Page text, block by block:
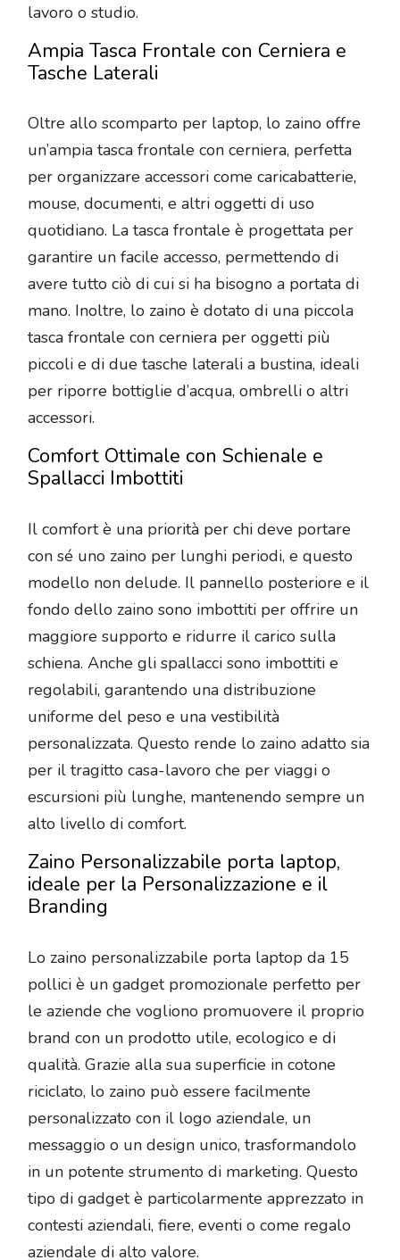
lavoro o studio.
Ampia Tasca Frontale con Cerniera e
Tasche Laterali
Oltre allo scomparto per laptop, lo zaino offre
un’ampia tasca frontale con cerniera, perfetta
per organizzare accessori come caricabatterie,
mouse, documenti, e altri oggetti di uso
quotidiano. La tasca frontale è progettata per
garantire un facile accesso, permettendo di
avere tutto ciò di cui si ha bisogno a portata di
mano. Inoltre, lo zaino è dotato di una piccola
tasca frontale con cerniera per oggetti più
piccoli e di due tasche laterali a bustina, ideali
per riporre bottiglie d’acqua, ombrelli o altri
accessori.
Comfort Ottimale con Schienale e
Spallacci Imbottiti
Il comfort è una priorità per chi deve portare
con sé uno zaino per lunghi periodi, e questo
modello non delude. Il pannello posteriore e il
fondo dello zaino sono imbottiti per offrire un
maggiore supporto e ridurre il carico sulla
schiena. Anche gli spallacci sono imbottiti e
regolabili, garantendo una distribuzione
uniforme del peso e una vestibilità
personalizzata. Questo rende lo zaino adatto sia
per il tragitto casa-lavoro che per viaggi o
escursioni più lunghe, mantenendo sempre un
alto livello di comfort.
Zaino Personalizzabile porta laptop,
ideale per la Personalizzazione e il
Branding
Lo zaino personalizzabile porta laptop da 15
pollici è un gadget promozionale perfetto per
le aziende che vogliono promuovere il proprio
brand con un prodotto utile, ecologico e di
qualità. Grazie alla sua superficie in cotone
riciclato, lo zaino può essere facilmente
personalizzato con il logo aziendale, un
messaggio o un design unico, trasformandolo
in un potente strumento di marketing. Questo
tipo di gadget è particolarmente apprezzato in
contesti aziendali, fiere, eventi o come regalo
aziendale di alto valore.